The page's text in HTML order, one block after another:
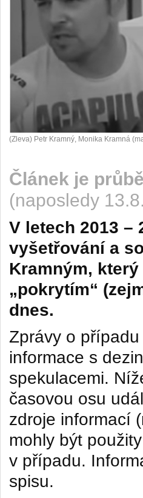
(Zleva) Petr Kramný, Monika Kramná
Článek je
(naposledy
V letech 2013 –
vyšetřování a
Kramným,
„pokrytím“
dnes.
Zprávy o
informace s
spekulacemi.
časovou osu
zdroje informací
mohly být
v případu.
spisu.